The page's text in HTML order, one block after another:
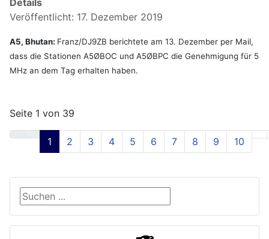
Veröffentlicht: 17. Dezember 2019
A5, Bhutan: Franz/DJ9ZB berichtete am 13. Dezember per Mail,
dass die Stationen A5ØBOC und A5ØBPC die Genehmigung für 5
MHz an dem Tag erhalten haben.
Seite 1 von 39
1 2 3 4 5 6 7 8 9 10
Suche